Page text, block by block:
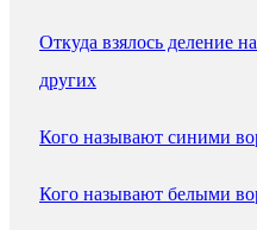
Откуда взялось деление
других
Кого называют синими
Кого называют белыми